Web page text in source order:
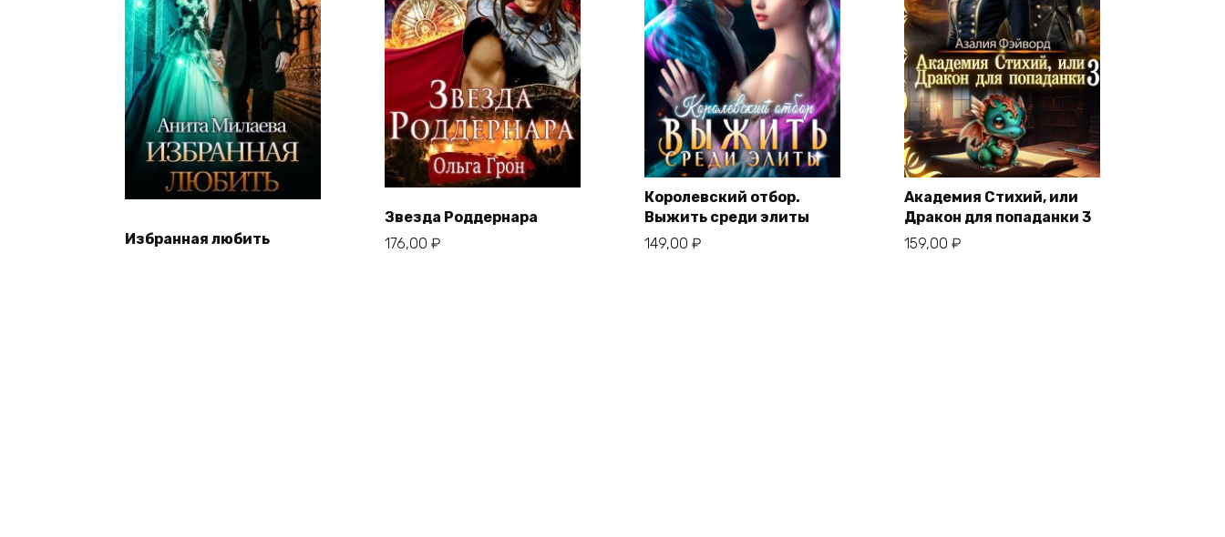
Избранная любить
Звезда Роддернара
176,00 ₽
Королевский отбор.
Выжить среди элиты
149,00 ₽
Академия Стихий, или
Дракон для попаданки 3
159,00 ₽